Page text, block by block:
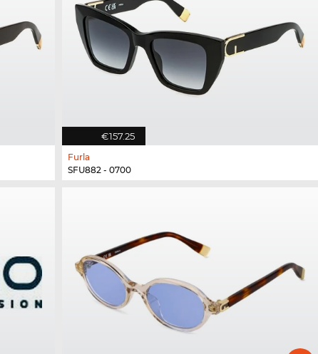
€157.25
Furla
SFU882 - 0700